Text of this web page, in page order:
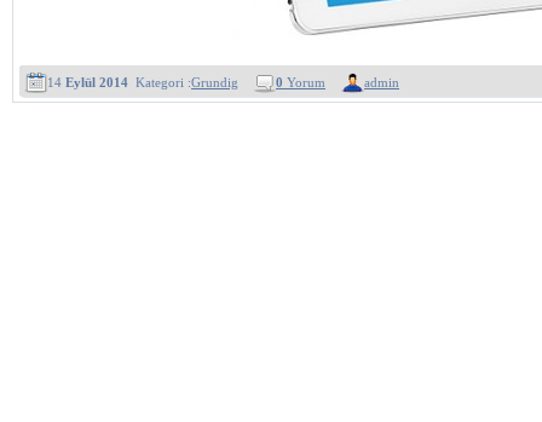
14 Eylül 2014 Kategori :Grundig 0 Yorum admin